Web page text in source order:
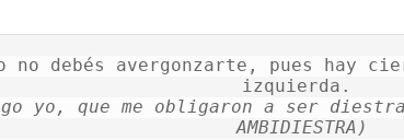
no debés avergonzarte, pues hay
yo, que me obligaron a ser
AMBIDIESTRA)